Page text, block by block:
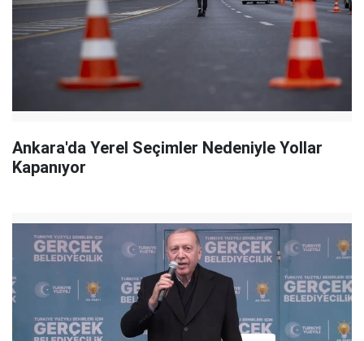
Ankara'da Yerel Seçimler Nedeniyle Yollar
Kapanıyor